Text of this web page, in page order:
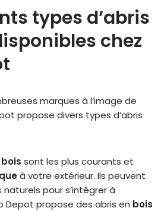
types d’abris
chez
marques à l’image de
propose divers types d’abris
bois sont les plus courants et
à votre extérieur. Ils peuvent
pour s’intégrer à
Depot propose des abris en bois